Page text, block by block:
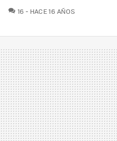
16 COMENTARIOS
HACE 16 AÑOS